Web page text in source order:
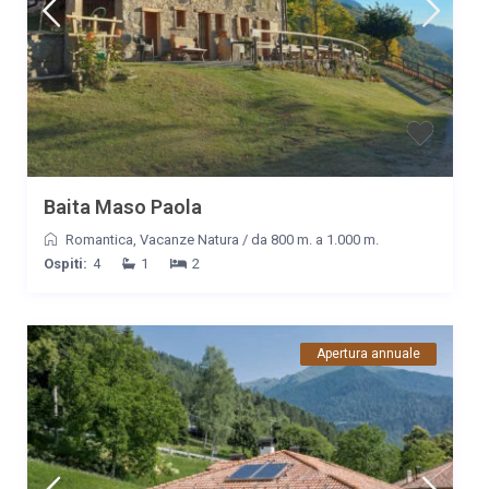
Andrea... io al posto suo aprirei una pasticceria :-) Alessandra e
Data
16/07/2022
Nome
Chiara
Valutazione
Commento
Abbiamo passato una settimana bellissima,rilassante ma
anche avventurosa,visto i molteplici percorsi Trekking che si
dotata di ogni confort! Torneremo!! Speriamo con la neve!
Commento
Struttura molto accogliente, pulita e anche tanto calda
nonostante i -6 gradi trovati in questi giorni. Siamo stati
benissimo, 5 giorni di soggiorno con i nostri 4 piccoli pelosi,
anche loro si sono proprio divertiti... Una esperienza da ripetere!
Grazie Andrea e grazie anche a tua moglie per la speciale
Baita Maso Paola
Romantica, Vacanze Natura / da 800 m. a 1.000 m.
Ospiti: 4 1 2
Apertura annuale